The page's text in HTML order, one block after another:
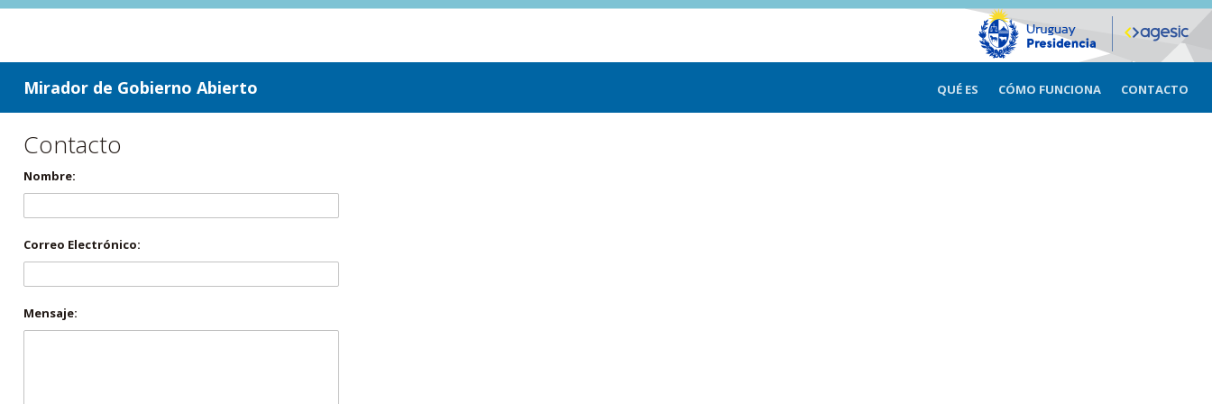
ir a contenido
ir al menú
Mirador de Gobierno Abierto QUÉ ES CÓMO FUNCIONA CONTACTO
Contacto
Nombre:
Correo Electrónico:
Mensaje: